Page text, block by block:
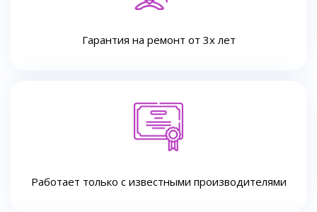
Гарантия на ремонт от 3х лет
Работает только с известными производителями